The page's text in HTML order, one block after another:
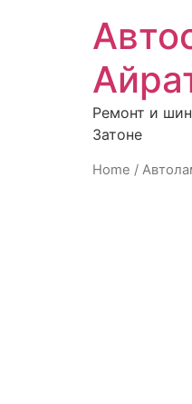
Ремонт и
Затоне
Home /